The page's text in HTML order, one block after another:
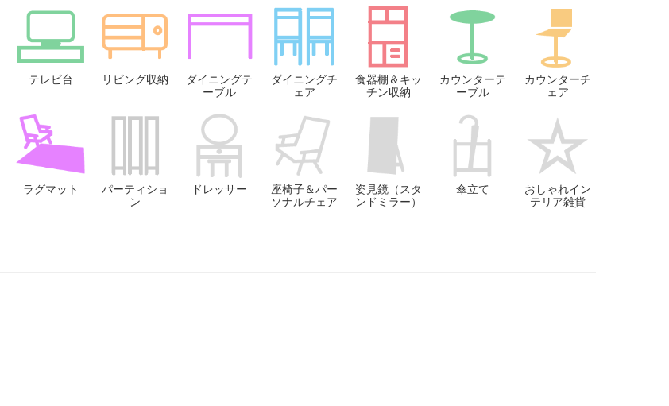
テレビ台 リビング収納
ダイニングテ
ーブル
ダイニングチ
ェア
食器棚＆キッ
チン収納
カウンターテ
ーブル
カウンターチ
ェア
ラグマット
パーティショ
ン
ドレッサー
座椅子＆パー
ソナルチェア
姿見鏡（スタ
ンドミラー）
傘立て
おしゃれイン
テリア雑貨